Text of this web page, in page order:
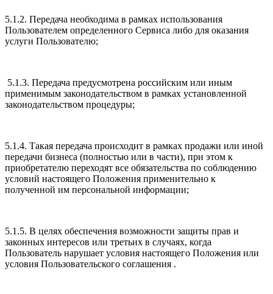
5.1.2. Передача необходима в рамках использования
Пользователем определенного Сервиса либо для оказания
услуги Пользователю;
5.1.3. Передача предусмотрена российским или иным
применимым законодательством в рамках установленной
законодательством процедуры;
5.1.4. Такая передача происходит в рамках продажи или иной
передачи бизнеса (полностью или в части), при этом к
приобретателю переходят все обязательства по соблюдению
условий настоящего Положения применительно к
полученной им персональной информации;
5.1.5. В целях обеспечения возможности защиты прав и
законных интересов или третьих в случаях, когда
Пользователь нарушает условия настоящего Положения или
условия Пользовательского соглашения .